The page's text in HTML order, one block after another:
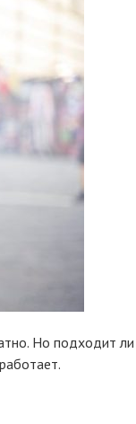
Но подходит